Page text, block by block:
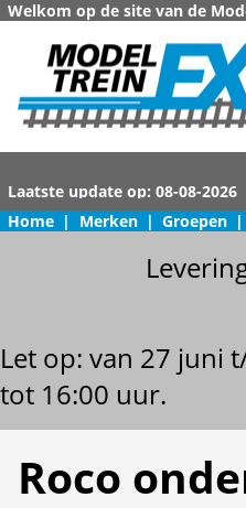
Welkom op de site van de
Home | Merken | Groepen |
Let op: van 27 juni
tot 16:00 uur.
Roco